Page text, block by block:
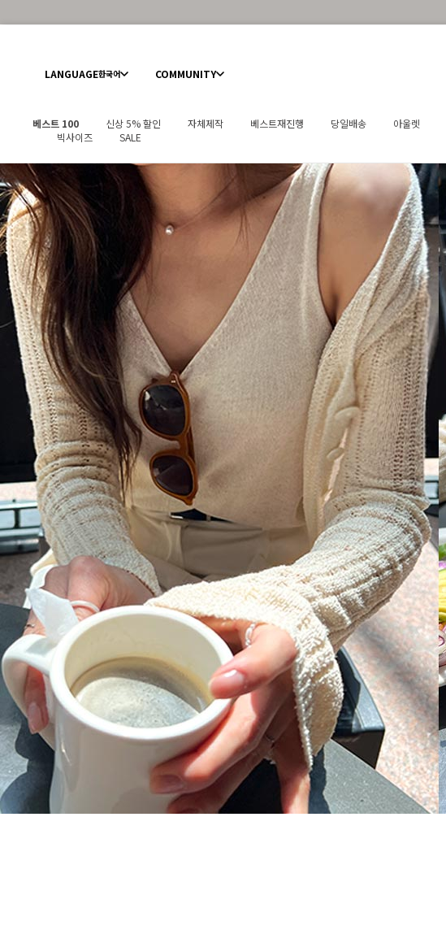
LANGUAGE한국어 COMMUNITY
베스트 100 신상 5% 할인 자체제작 베스트재진행 당일배송 아울렛
빅사이즈
SALE